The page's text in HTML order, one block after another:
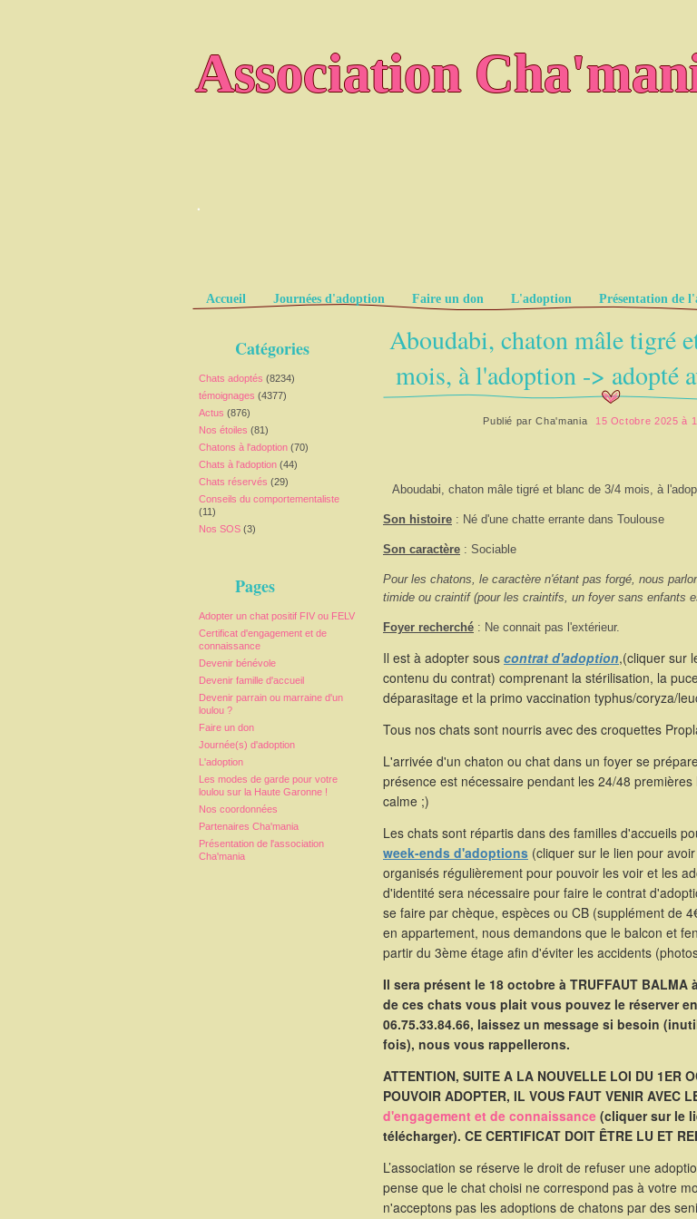
Association
.
Pages
Accueil Journées d'adoption Faire un don L'adoption Présentation de
Catégories
Chats adoptés (8234)
témoignages (4377)
Actus (876)
Nos étoiles (81)
Chatons à l'adoption (70)
Chats à l'adoption (44)
Chats réservés (29)
Conseils du comportementaliste
(11)
Nos SOS (3)
Pages
Adopter un chat positif FIV ou FELV
Certificat d'engagement et de
connaissance
Devenir bénévole
Devenir famille d'accueil
Devenir parrain ou marraine d'un
loulou ?
Faire un don
Journée(s) d'adoption
L'adoption
Les modes de garde pour votre
loulou sur la Haute Garonne !
Nos coordonnées
Partenaires Cha'mania
Présentation de l'association
Cha'mania
Aboudabi, chaton mâle tigré
mois, à l'adoption -> adopté
Publié parCha'mania 15 Octobre 2025 à
Aboudabi, chaton mâle tigré et blanc de 3/4 mois, à
Son histoire : Né d'une chatte errante dans Toulouse
Son caractère : Sociable
Pour les chatons, le caractère n'étant pas forgé, nous
timide ou craintif (pour les craintifs, un foyer sans enfants
Foyer recherché : Ne connait pas l'extérieur.
Il est à adopter sous contrat d'adoption,(cliquer sur
contenu du contrat) comprenant la stérilisation, la
déparasitage et la primo vaccination typhus/coryza/
Tous nos chats sont nourris avec des croquettes
L'arrivée d'un chaton ou chat dans un foyer se
présence est nécessaire pendant les 24/48
calme ;)
Les chats sont répartis dans des familles d'accueils
week-ends d'adoptions (cliquer sur le lien pour
organisés régulièrement pour pouvoir les voir et les
d'identité sera nécessaire pour faire le contrat
se faire par chèque, espèces ou CB (supplément de
en appartement, nous demandons que le balcon et
partir du 3ème étage afin d'éviter les accidents
Il sera présent le 18 octobre à TRUFFAUT BALMA
de ces chats vous plait vous pouvez le réserver
06.75.33.84.66, laissez un message si besoin
fois), nous vous rappellerons.
ATTENTION, SUITE A LA NOUVELLE LOI DU 1ER
POUVOIR ADOPTER, IL VOUS FAUT VENIR AVEC
d'engagement et de connaissance (cliquer sur le
télécharger). CE CERTIFICAT DOIT ÊTRE LU ET
L’association se réserve le droit de refuser une
pense que le chat choisi ne correspond pas à votre
n'acceptons pas les adoptions de chatons par des